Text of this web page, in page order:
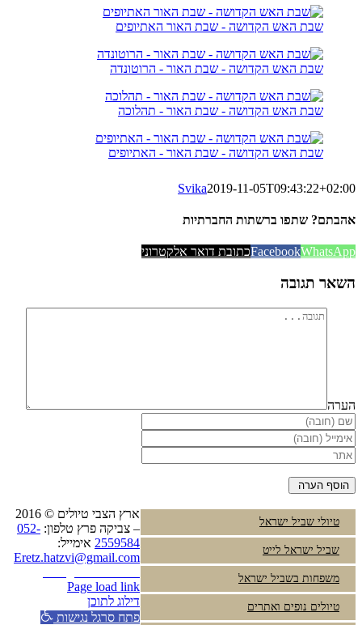
שבת האש הקדושה - שבת האור האתיופים
שבת האש הקדושה - שבת האור - הרוטונדה
שבת האש הקדושה - שבת האור - תהלוכה
שבת האש הקדושה - שבת האור - האתיופים
Svika2019-11-05T09:43:22+02:00
אהבתם? שתפו ברשתות החברתיות
FacebookWhatsApp כתובת דואר אלקטרוני
השאר תגובה
הערה
טיולי שביל ישראל
שביל ישראל לייט
משפחות בשביל ישראל
טיולים נופים ואתרים
ארץ הצבי טיולים © 2016
– צביקה פרץ טלפון: 052-
2559584 אימייל:
Eretz.hatzvi@gmail.com
Page load link
דילוג לתוכן
פתח סרגל נגישות